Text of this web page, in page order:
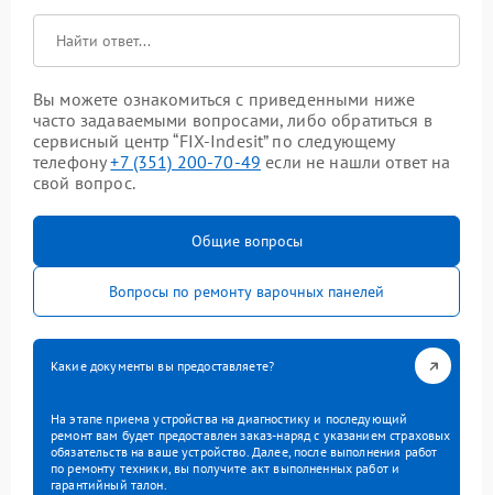
Вы можете ознакомиться с приведенными ниже
часто задаваемыми вопросами, либо обратиться в
сервисный центр “FIX-Indesit” по следующему
телефону+7 (351) 200-70-49 если не нашли ответ на
свой вопрос.
Общие вопросы
Вопросы по ремонту варочных панелей
Какие документы вы предоставляете?
На этапе приема устройства на диагностику и последующий
ремонт вам будет предоставлен заказ-наряд с указанием страховых
обязательств на ваше устройство. Далее, после выполнения работ
по ремонту техники, вы получите акт выполненных работ и
гарантийный талон.